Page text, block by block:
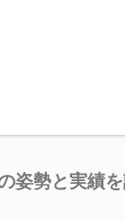
姿勢と実績